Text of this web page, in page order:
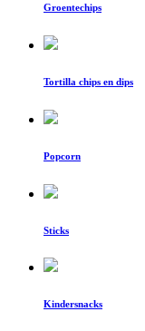
Groentechips
Tortilla chips en dips
Popcorn
Sticks
Kindersnacks